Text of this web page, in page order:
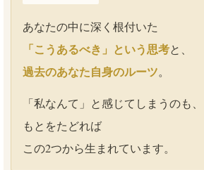
あなたの中に深く根付いた
「こうあるべき」という思考と、
過去のあなた自身のルーツ。
「私なんて」と感じてしまうのも、
もとをたどれば
この2つから生まれています。